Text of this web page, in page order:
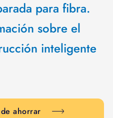
para fibra.
sobre el
inteligente
ahorrar